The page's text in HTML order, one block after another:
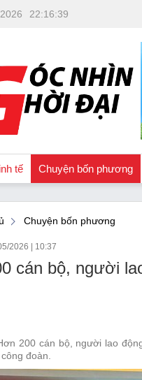
22:16:39
tế Chuyện bốn phương
Chuyện bốn phương
2026 10:37
cán bộ, người
200 cán bộ, người lao
đoàn.